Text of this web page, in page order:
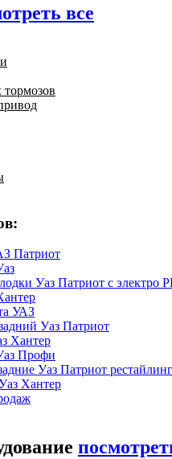
все
Патриот
Уаз Патриот с электро
УАЗ
Уаз Патриот
Хантер
Профи
Уаз Патриот
Хантер